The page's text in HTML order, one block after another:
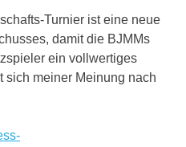
Turnier ist eine neue
damit die BJMMs
ein vollwertiges
sich meiner Meinung nach